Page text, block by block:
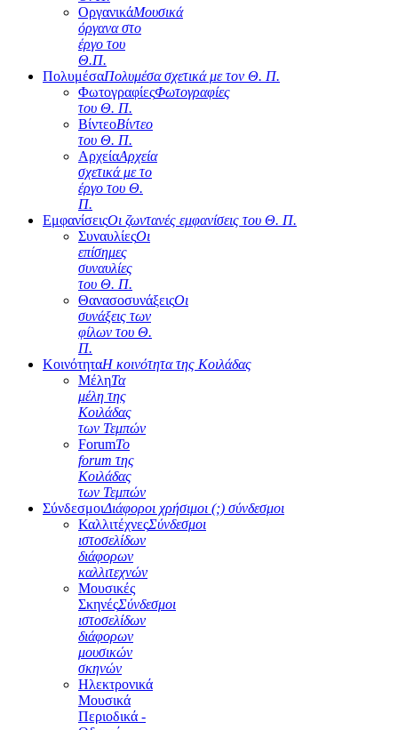
ΟργανικάΜουσικά
όργανα στο
έργο του
Θ.Π.
ΠολυμέσαΠολυμέσα σχετικά με τον Θ. Π.
ΦωτογραφίεςΦωτογραφίες
του Θ. Π.
ΒίντεοΒίντεο
του Θ. Π.
ΑρχείαΑρχεία
σχετικά με το
έργο του Θ.
Π.
ΕμφανίσειςΟι ζωντανές εμφανίσεις του Θ. Π.
ΣυναυλίεςΟι
επίσημες
συναυλίες
του Θ. Π.
ΘανασοσυνάξειςΟι
συνάξεις των
φίλων του Θ.
Π.
ΚοινότηταΗ κοινότητα της Κοιλάδας
ΜέληΤα
μέλη της
Κοιλάδας
των Τεμπών
ForumΤο
forum της
Κοιλάδας
των Τεμπών
ΣύνδεσμοιΔιάφοροι χρήσιμοι (;) σύνδεσμοι
ΚαλλιτέχνεςΣύνδεσμοι
ιστοσελίδων
διάφορων
καλλιτεχνών
Μουσικές
ΣκηνέςΣύνδεσμοι
ιστοσελίδων
διάφορων
μουσικών
σκηνών
Ηλεκτρονικά
Μουσικά
Περιοδικά -